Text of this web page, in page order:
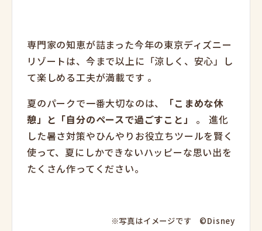
専門家の知恵が詰まった今年の東京ディズニー
リゾートは、今まで以上に「涼しく、安心」し
て楽しめる工夫が満載です 。
夏のパークで一番大切なのは、
「こまめな休
憩」と「自分のペースで過ごすこと」
。進化
した暑さ対策やひんやりお役立ちツールを賢く
使って、夏にしかできないハッピーな思い出を
たくさん作ってください。
※写真はイメージです ©Disney